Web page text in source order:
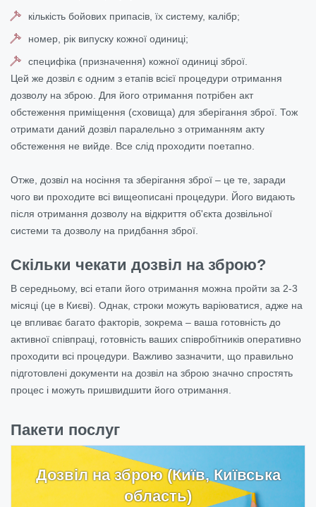
кількість бойових припасів, їх систему, калібр;
номер, рік випуску кожної одиниці;
специфіка (призначення) кожної одиниці зброї.
Цей же дозвіл є одним з етапів всієї процедури отримання
дозволу на зброю. Для його отримання потрібен акт
обстеження приміщення (сховища) для зберігання зброї. Тож
отримати даний дозвіл паралельно з отриманням акту
обстеження не вийде. Все слід проходити поетапно.
Отже, дозвіл на носіння та зберігання зброї – це те, заради
чого ви проходите всі вищеописані процедури. Його видають
після отримання дозволу на відкриття об'єкта дозвільної
системи та дозволу на придбання зброї.
Скільки чекати дозвіл на зброю?
В середньому, всі етапи його отримання можна пройти за 2-3
місяці (це в Києві). Однак, строки можуть варіюватися, адже на
це впливає багато факторів, зокрема – ваша готовність до
активної співпраці, готовність ваших співробітників оперативно
проходити всі процедури. Важливо зазначити, що правильно
підготовлені документи на дозвіл на зброю значно спростять
процес і можуть пришвидшити його отримання.
Пакети послуг
Дозвіл на зброю (Київ, Київська
область)